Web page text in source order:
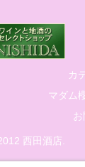
カ
マダム
西田酒店.